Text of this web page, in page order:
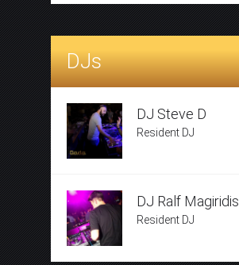
DJs
DJ Steve D
Resident DJ
DJ Ralf Magiridis
Resident DJ